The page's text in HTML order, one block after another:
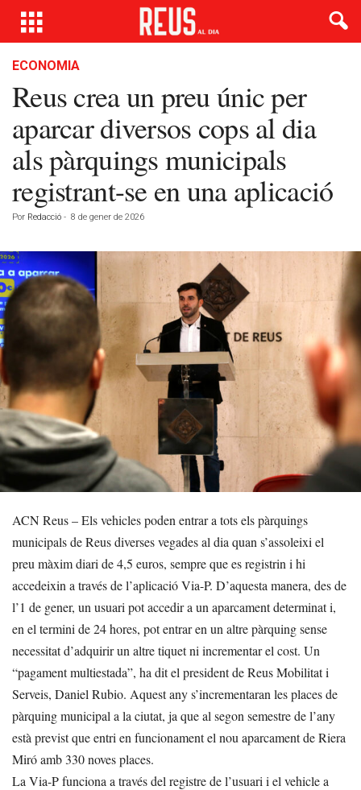
ECONOMIA
Reus crea un preu únic per
aparcar diversos cops al dia
als pàrquings municipals
registrant-se en una aplicació
Por Redacció - 8 de gener de 2026
ACN Reus – Els vehicles poden entrar a tots els pàrquings
municipals de Reus diverses vegades al dia quan s’assoleixi el
preu màxim diari de 4,5 euros, sempre que es registrin i hi
accedeixin a través de l’aplicació Via-P. D’aquesta manera, des de
l’1 de gener, un usuari pot accedir a un aparcament determinat i,
en el termini de 24 hores, pot entrar en un altre pàrquing sense
necessitat d’adquirir un altre tiquet ni incrementar el cost. Un
“pagament multiestada”, ha dit el president de Reus Mobilitat i
Serveis, Daniel Rubio. Aquest any s’incrementaran les places de
pàrquing municipal a la ciutat, ja que al segon semestre de l’any
està previst que entri en funcionament el nou aparcament de Riera
Miró amb 330 noves places.
La Via-P funciona a través del registre de l’usuari i el vehicle a